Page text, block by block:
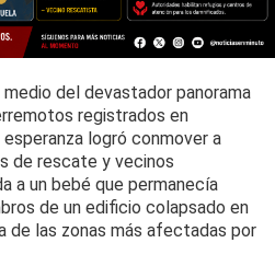
medio del devastador panorama
registrados en
logró conmover a
de rescate y vecinos
a un bebé que permanecía
de un edificio colapsado en
de las zonas más afectadas por